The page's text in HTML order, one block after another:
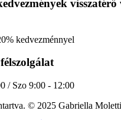
kedvezménnyel
/ Szo 9:00 - 12:00
© 2025 Gabriella Moletti